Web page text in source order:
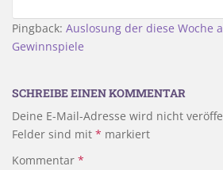
Pingback: Auslosung der diese Woche
Gewinnspiele
SCHREIBE EINEN KOMMENTAR
Deine E-Mail-Adresse wird nicht
Felder sind mit * markiert
Kommentar *